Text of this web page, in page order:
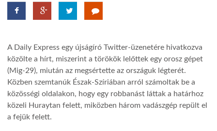
GLOBOBOOK
A Daily Express egy újságíró Twitter-üzenetére hivatkozva
közölte a hírt, miszerint a törökök lelőttek egy orosz gépet
(Mig-29), miután az megsértette az országuk légterét.
Közben szemtanúk Észak-Szíriában arról számoltak be a
közösségi oldalakon, hogy egy robbanást láttak a határhoz
közeli Huraytan felett, miközben három vadászgép repült el
a fejük felett.